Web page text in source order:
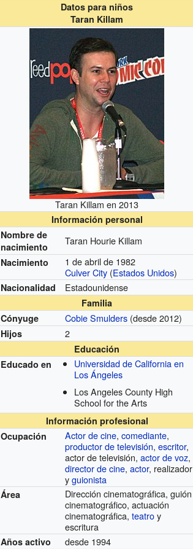
Datos para niños
Taran Killam
Taran Killam en 2013
Información personal
Nombre de
nacimiento
Taran Hourie Killam
Nacimiento
1 de abril de 1982
Culver City (Estados Unidos)
Nacionalidad Estadounidense
Familia
Cónyuge
Cobie Smulders (desde 2012)
Hijos 2
Educación
Educado en
Universidad de California en
Los Ángeles
Los Angeles County High
School for the Arts
Información profesional
Ocupación
Actor de cine,comediante,
productor de televisión,escritor,
actor de televisión,actor de voz,
director de cine,actor, realizador
yguionista
Área
Dirección cinematográfica, guión
cinematográfico, actuación
cinematográfica,teatroy
escritura
Años activo desde 1994